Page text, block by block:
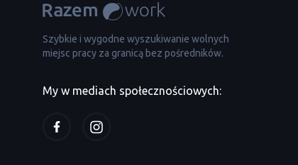
Szybkie i wygodne wyszukiwanie wolnych
miejsc pracy za granicą bez pośredników.
My w mediach społecznościowych: